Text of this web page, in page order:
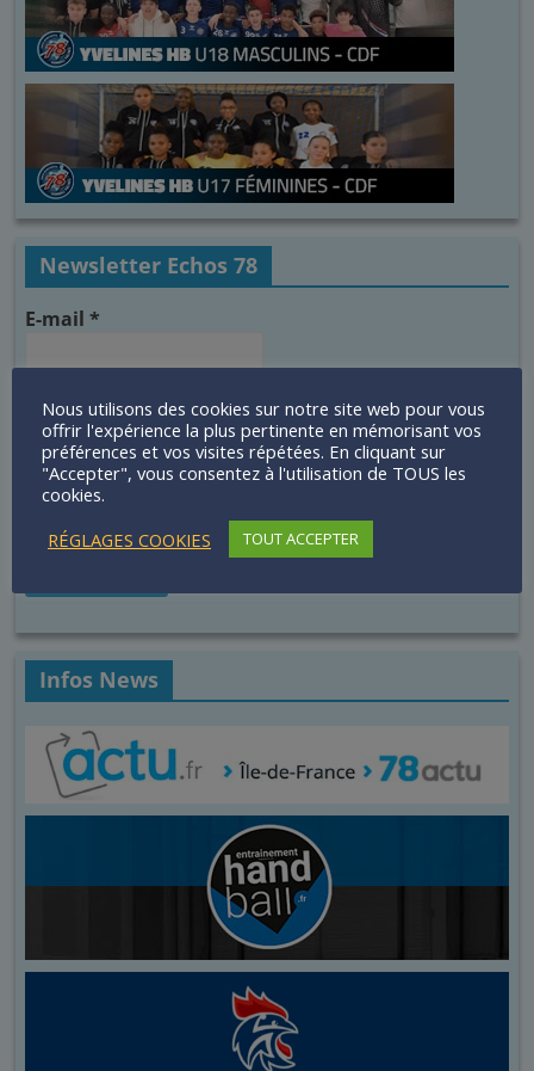
Newsletter Echos 78
E-mail*
Termes & Conditions*
J'accepte les termes et conditions sur la
conservation des données
Infos News
Nous utilisons des cookies sur notre site web pour vous
offrir l'expérience la plus pertinente en mémorisant vos
préférences et vos visites répétées. En cliquant sur
"Accepter", vous consentez à l'utilisation de TOUS les
cookies.
RÉGLAGES COOKIES
TOUT ACCEPTER